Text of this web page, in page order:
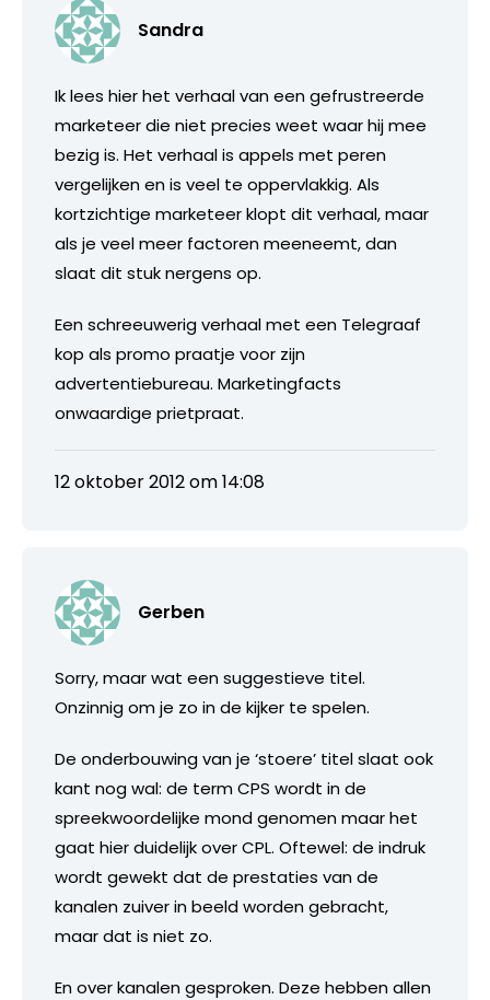
Sandra
Ik lees hier het verhaal van een gefrustreerde
marketeer die niet precies weet waar hij mee
bezig is. Het verhaal is appels met peren
vergelijken en is veel te oppervlakkig. Als
kortzichtige marketeer klopt dit verhaal, maar
als je veel meer factoren meeneemt, dan
slaat dit stuk nergens op.
Een schreeuwerig verhaal met een Telegraaf
kop als promo praatje voor zijn
advertentiebureau. Marketingfacts
onwaardige prietpraat.
12 oktober 2012 om 14:08
Gerben
Sorry, maar wat een suggestieve titel.
Onzinnig om je zo in de kijker te spelen.
De onderbouwing van je ‘stoere’ titel slaat ook
kant nog wal: de term CPS wordt in de
spreekwoordelijke mond genomen maar het
gaat hier duidelijk over CPL. Oftewel: de indruk
wordt gewekt dat de prestaties van de
kanalen zuiver in beeld worden gebracht,
maar dat is niet zo.
En over kanalen gesproken. Deze hebben allen